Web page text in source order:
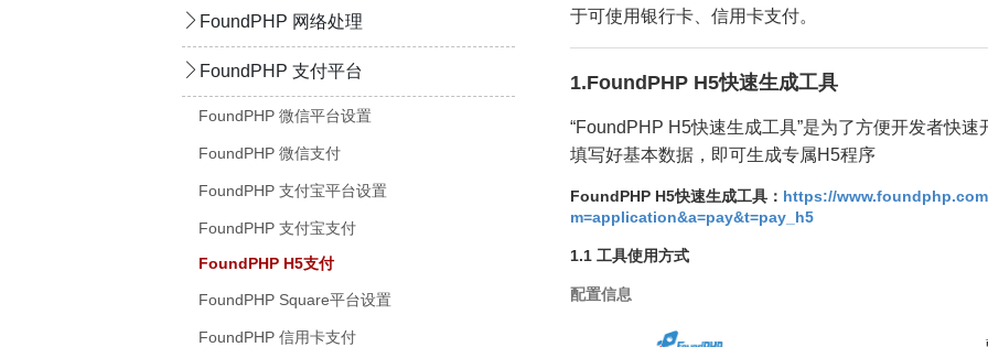
FoundPHP 网络处理
FoundPHP 支付平台
FoundPHP 微信平台设置
FoundPHP 微信支付
FoundPHP 支付宝平台设置
FoundPHP 支付宝支付
FoundPHP H5支付
FoundPHP Square平台设置
FoundPHP 信用卡支付
于可使用银行卡、信用卡支付。
1.FoundPHP H5快速生成工具
“FoundPHP H5快速生成工具”是为了方便开发者快
填写好基本数据，即可生成专属H5程序
FoundPHP H5快速生成工具： https://
m=application&a=pay&t=pay_h5
1.1 工具使用方式
配置信息